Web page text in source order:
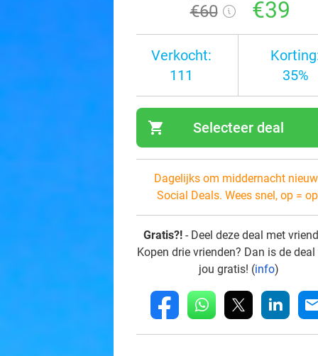
€60 €39
Verkocht:
111
35%
shopping_cart Selecteer deal
Dagelijks om middernacht
Social Deals. Wees snel, op =
Gratis?! - Deel deze deal met
Kopen drie vrienden? Dan is de
jou gratis! (info)
fb whatsapp linkedin